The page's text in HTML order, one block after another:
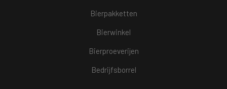
Bierpakketten
Bierwinkel
Bierproeverijen
Bedrijfsborrel